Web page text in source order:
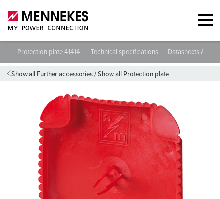
Protection plate 41414 Technical specifications Datasheets &
Show all Further accessories/Show all Protection plate